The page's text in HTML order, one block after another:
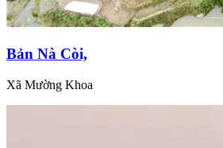
Bản Nà Còi,
Xã Mường Khoa